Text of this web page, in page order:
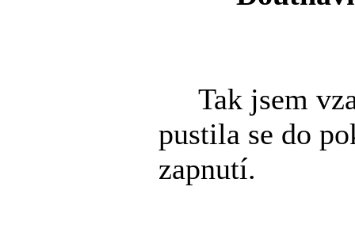
Tak jsem
pustila se do
zapnutí.